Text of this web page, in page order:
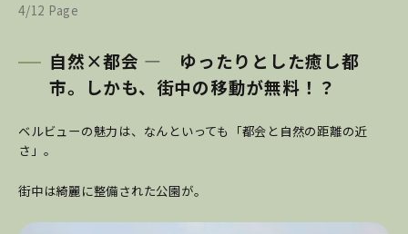
4/12 Page
自然×都会 ― ゆったりとした癒し都
市。しかも、街中の移動が無料！？
ベルビューの魅力は、なんといっても「都会と自然の距離の近
さ」。
街中は綺麗に整備された公園が。